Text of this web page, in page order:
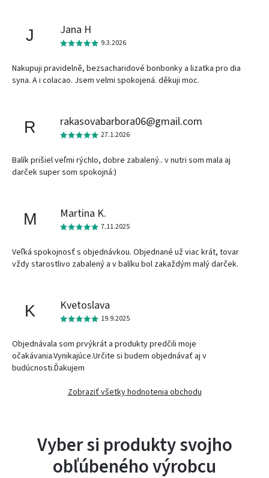
J Jana H
9.3.2026
Nakupuji pravidelně, bezsacharidové bonbonky a lizatka pro dia
syna. A i colacao. Jsem velmi spokojená. děkuji moc.
R rakasovabarbora06@gmail.com
27.1.2026
Balík prišiel veľmi rýchlo, dobre zabalený.. v nutri som mala aj
darček super som spokojná:)
M Martina K.
7.11.2025
Veľká spokojnosť s objednávkou. Objednané už viac krát, tovar
vždy starostlivo zabalený a v balíku bol zakaždým malý darček.
K Kvetoslava
19.9.2025
Objednávala som prvýkrát a produkty predčili moje
očakávania.Vynikajúce.Určite si budem objednávať aj v
budúcnosti.Ďakujem
Zobraziť všetky hodnotenia obchodu
Vyber si produkty svojho
obľúbeného výrobcu